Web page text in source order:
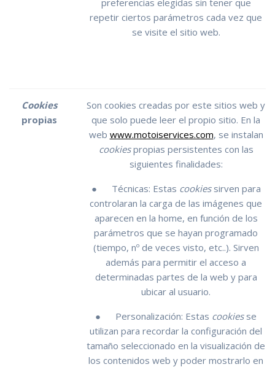
repetir ciertos parámetros cada vez que
se visite el sitio web.
Cookies
propias
Son cookies creadas por este sitios web y
que solo puede leer el propio sitio. En la
web www.motoiservices.com, se instalan
cookiespropias persistentes con las
siguientes finalidades:
● Técnicas: Estas cookiessirven para
controlaran la carga de las imágenes que
aparecen en la home, en función de los
parámetros que se hayan programado
(tiempo, nº de veces visto, etc..). Sirven
además para permitir el acceso a
determinadas partes de la web y para
ubicar al usuario.
● Personalización: Estas cookiesse
utilizan para recordar la configuración del
tamaño seleccionado en la visualización de
los contenidos web y poder mostrarlo en